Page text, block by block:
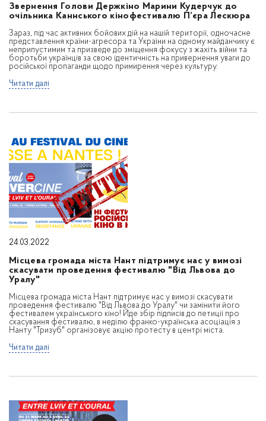
Звернення Голови Держкіно Марини Кудерчук до
очільника Каннського кінофестивалю П’єра Лескюра
Зараз, під час активних бойових дій на нашій території, одночасне
представлення країни-агресора та України на одному майданчику є
неприпустимим та призведе до зміщення фокусу з жахіть війни та
боротьби українців за свою ідентичність на привернення уваги до
російської пропаганди щодо примирення через культуру.
Читати далі
24.03.2022
Місцева громада міста Нант підтримує нас у вимозі
скасувати проведення фестивалю "Від Львова до
Уралу"
Місцева громада міста Нант підтримує нас у вимозі скасувати
проведення фестивалю "Від Львова до Уралу" чи замінити його
фестивалем українського кіно! Йде збір підписів до петиції про
скасування фестивалю, в неділю франко-українська асоціація з
Нанту "Тризуб" організовує акцію протесту в центрі міста.
Читати далі